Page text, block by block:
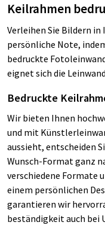
Keilrahmen
Verleihen Sie Bildern
persönliche Note,
bedruckte
eignet sich die
Bedruckte
Wir bieten Ihnen
und mit
aussieht, entscheiden
Wunsch-Format ganz
verschiedene Formate
einem persönlichen
garantieren wir
beständigkeit auch bei